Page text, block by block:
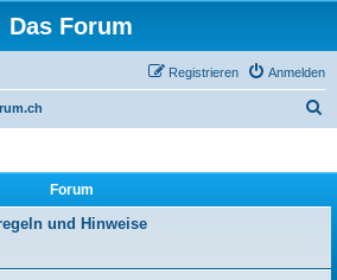
Das Forum
Anmelden
Registrieren
Forum
und Hinweise